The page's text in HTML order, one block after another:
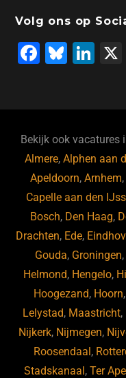
Volg ons op
F
b
o
o
k
Bl
ky
Li
dI
n
Bekijk ook vacatures
Almere,Alphen aan
Apeldoorn,Arnhem
Capelle aan den
Bosch, Den Haag,
Drachten, Ede,
Gouda, Groningen,
Helmond, Hengelo,
Hoogezand, Hoorn,
Lelystad, Maastricht,
Nijkerk, Nijmegen,
Roosendaal ,
Stadskanaal ,Ter Apel